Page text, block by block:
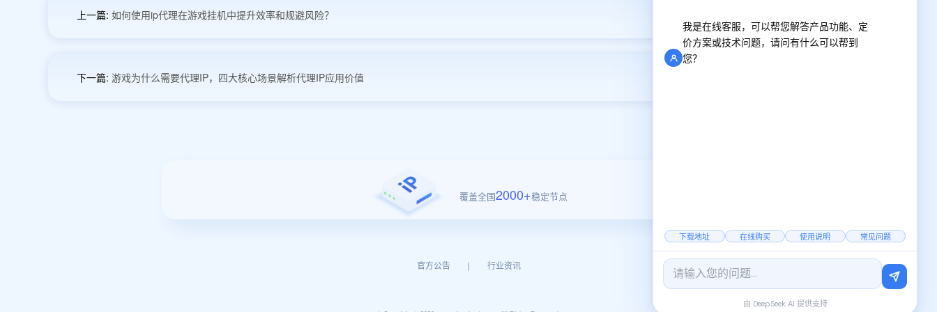
上一篇: 如何使用ip代理在游戏挂机中提升效率和规避风险？
下一篇: 游戏为什么需要代理IP，四大核心场景解析代理IP应用价值
覆盖全国2000+稳定节点
官方公告 | 行业资讯
我是在线客服，可以帮您解答产品功能、定
价方案或技术问题，请问有什么可以帮到
您？
下载地址 在线购买 使用说明 常见问题
由 DeepSeek AI 提供支持